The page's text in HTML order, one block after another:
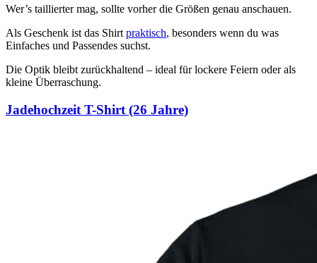
Wer’s taillierter mag, sollte vorher die Größen genau anschauen.
Als Geschenk ist das Shirt praktisch, besonders wenn du was
Einfaches und Passendes suchst.
Die Optik bleibt zurückhaltend – ideal für lockere Feiern oder als
kleine Überraschung.
Jadehochzeit T-Shirt (26 Jahre)